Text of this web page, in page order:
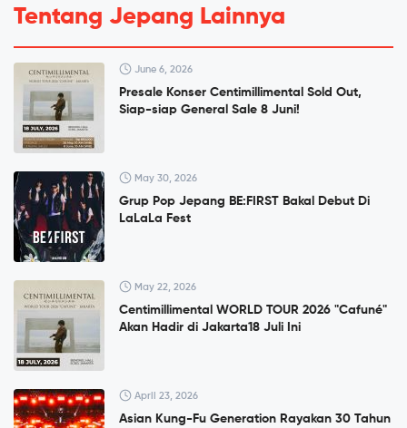
Tentang Jepang Lainnya
June 6, 2026
Presale Konser Centimillimental Sold Out,
Siap-siap General Sale 8 Juni!
May 30, 2026
Grup Pop Jepang BE:FIRST Bakal Debut Di
LaLaLa Fest
May 22, 2026
Centimillimental WORLD TOUR 2026 "Cafuné"
Akan Hadir di Jakarta18 Juli Ini
April 23, 2026
Asian Kung-Fu Generation Rayakan 30 Tahun